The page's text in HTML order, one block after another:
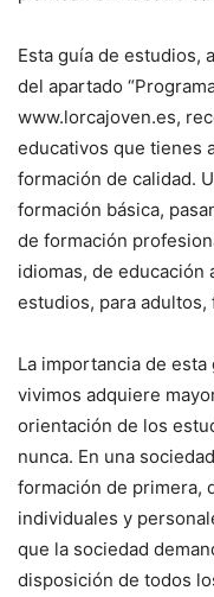
Esta guía de estudios,
del apartado
www.lorcajoven.es,
educativos que tienes
formación de calidad.
formación básica,
de formación
idiomas, de educación
estudios, para
La importancia de
vivimos adquiere
orientación de los
nunca. En una
formación de primera,
individuales y
que la sociedad
disposición de todos